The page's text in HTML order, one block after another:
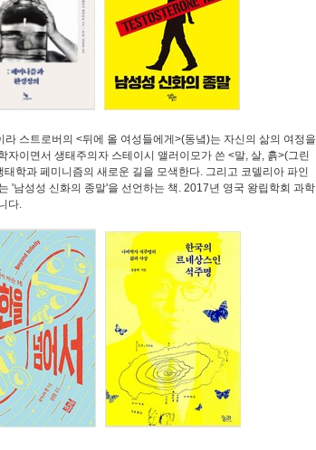
스트로버의 <뒤에 올 여성들에게>(동녘)는 자신의 삶의 여정을
자이면서 생태주의자 스테이시 앨러이모가 쓴 <말, 살, 흙>(그린
학과 페미니즘의 새로운 길을 모색한다. 그리고 코델리아 파인
'남성성 신화의 종말'을 선언하는 책. 2017년 영국 왕립학회 과학
다.